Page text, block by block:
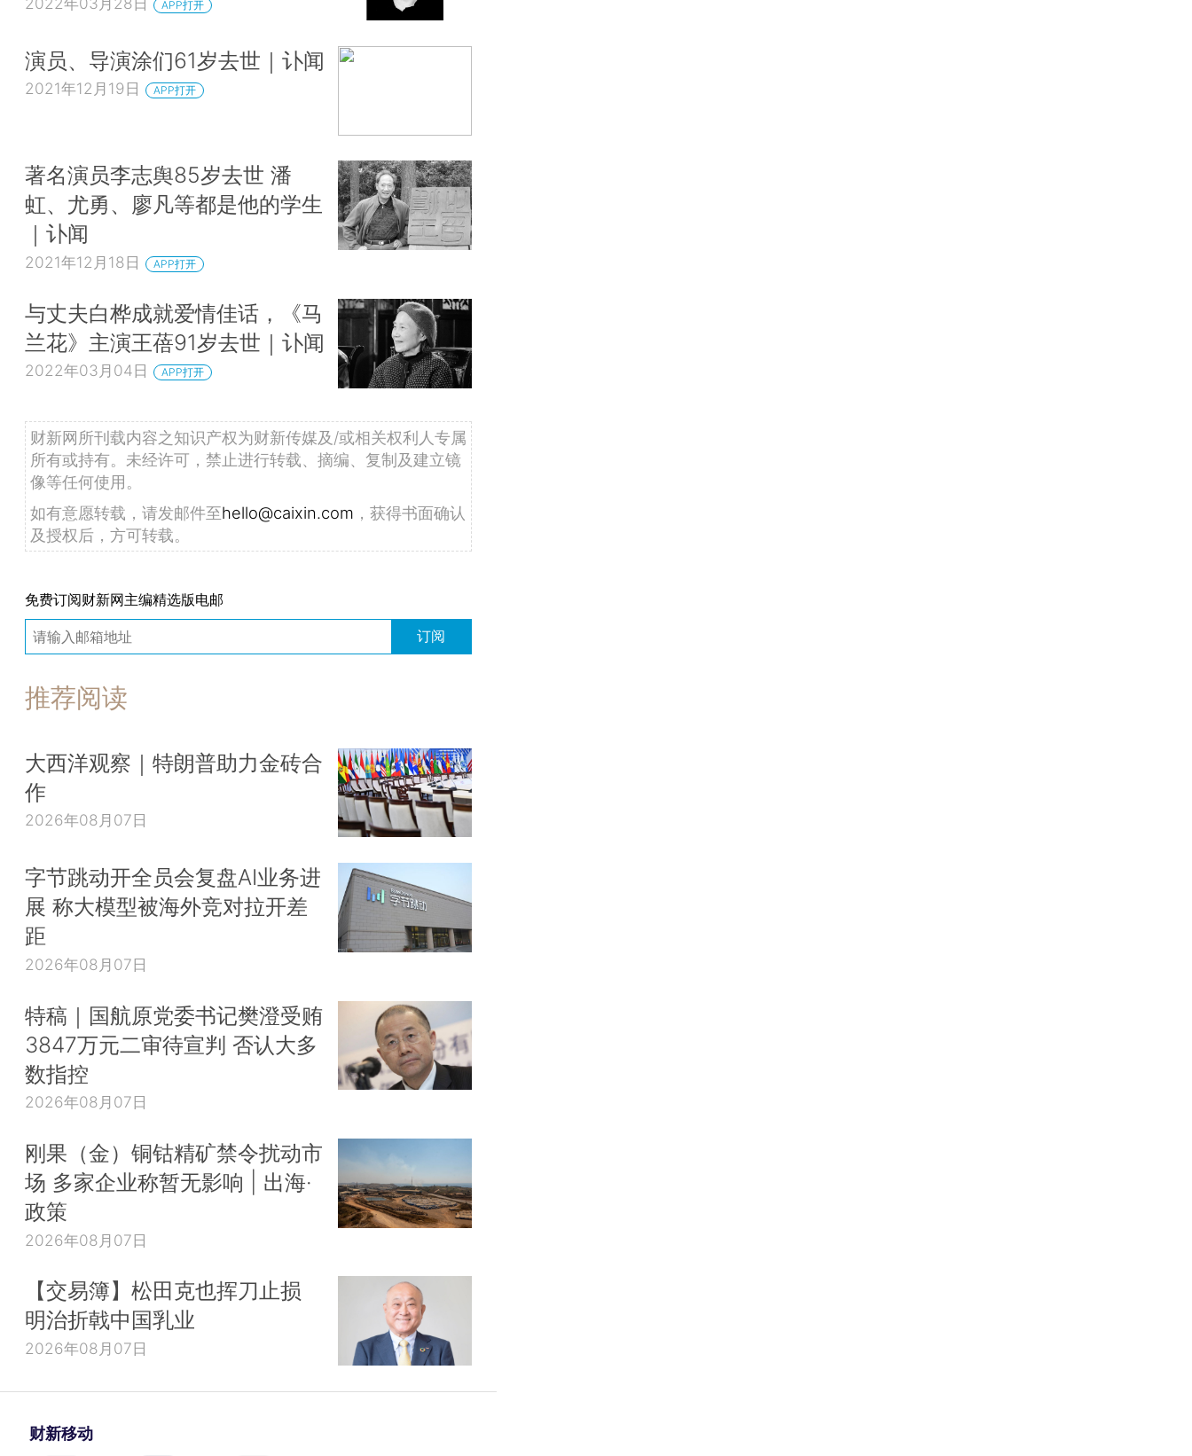
APP打开
演员、导演涂们61岁去世｜讣闻
2021年12月19日 APP打开
著名演员李志舆85岁去世 潘
虹、尤勇、廖凡等都是他的学生
｜讣闻
2021年12月18日 APP打开
与丈夫白桦成就爱情佳话，《马
兰花》主演王蓓91岁去世｜讣闻
2022年03月04日 APP打开
财新网所刊载内容之知识产权为财新传媒及/或相关权利人专属
所有或持有。未经许可，禁止进行转载、摘编、复制及建立镜
像等任何使用。
如有意愿转载，请发邮件至hello@caixin.com ，获得书面确认
及授权后，方可转载。
免费订阅财新网主编精选版电邮
订阅
推荐阅读
大西洋观察｜特朗普助力金砖合
作
2026年08月07日
字节跳动开全员会复盘AI业务进
展 称大模型被海外竞对拉开差
距
2026年08月07日
特稿｜国航原党委书记樊澄受贿
3847万元二审待宣判 否认大多
数指控
2026年08月07日
刚果（金）铜钴精矿禁令扰动市
场 多家企业称暂无影响 | 出海·
政策
2026年08月07日
【交易簿】松田克也挥刀止损
明治折戟中国乳业
2026年08月07日
财新移动